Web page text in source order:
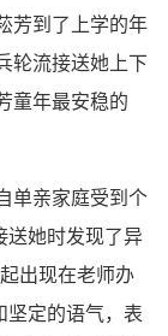
芳到了上学的年
轮流接送她上下
童年最安稳的
单亲家庭受到个
送她时发现了异
出现在老师办
坚定的语气，表